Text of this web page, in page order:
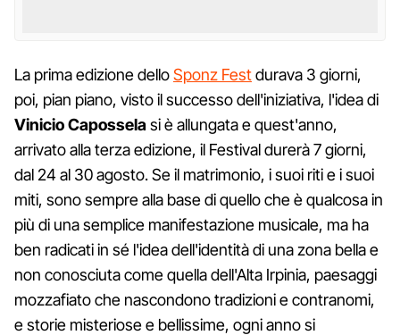
La prima edizione delloSponz Festdurava 3 giorni,
poi, pian piano, visto il successo dell'iniziativa, l'idea di
Vinicio Caposselasi è allungata e quest'anno,
arrivato alla terza edizione, il Festival durerà 7 giorni,
dal 24 al 30 agosto. Se il matrimonio, i suoi riti e i suoi
miti, sono sempre alla base di quello che è qualcosa in
più di una semplice manifestazione musicale, ma ha
ben radicati in sé l'idea dell'identità di una zona bella e
non conosciuta come quella dell'Alta Irpinia, paesaggi
mozzafiato che nascondono tradizioni e contranomi,
e storie misteriose e bellissime, ogni anno si